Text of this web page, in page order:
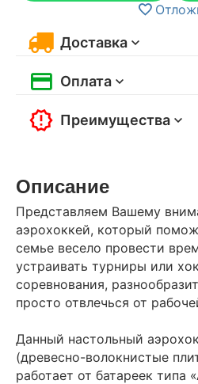
Доставка
Оплата
Преимущества
Описание
Представляем Вашему
аэрохоккей, который
семье весело провести
устраивать турниры или
соревнования,
просто отвлечься от
Данный настольный
(древесно-волокнистые
работает от батареек типа